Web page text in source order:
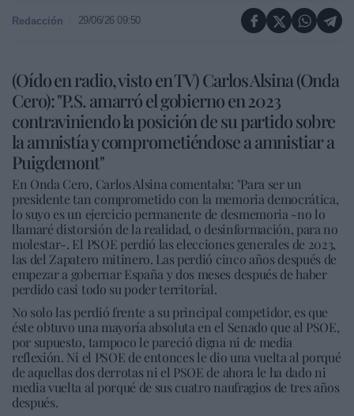
Redacción 29/06/26 09:50
(Oído en radio, visto en TV) Carlos Alsina (Onda
Cero): "P.S. amarró el gobierno en 2023
contraviniendo la posición de su partido sobre
la amnistía y comprometiéndose a amnistiar a
Puigdemont"
En Onda Cero, Carlos Alsina comentaba: "Para ser un
presidente tan comprometido con la memoria democrática,
lo suyo es un ejercicio permanente de desmemoria -no lo
llamaré distorsión de la realidad, o desinformación, para no
molestar-. El PSOE perdió las elecciones generales de 2023,
las del Zapatero mitinero. Las perdió cinco años después de
empezar a gobernar España y dos meses después de haber
perdido casi todo su poder territorial.
No solo las perdió frente a su principal competidor, es que
éste obtuvo una mayoría absoluta en el Senado que al PSOE,
por supuesto, tampoco le pareció digna ni de media
reflexión. Ni el PSOE de entonces le dio una vuelta al porqué
de aquellas dos derrotas ni el PSOE de ahora le ha dado ni
media vuelta al porqué de sus cuatro naufragios de tres años
después.